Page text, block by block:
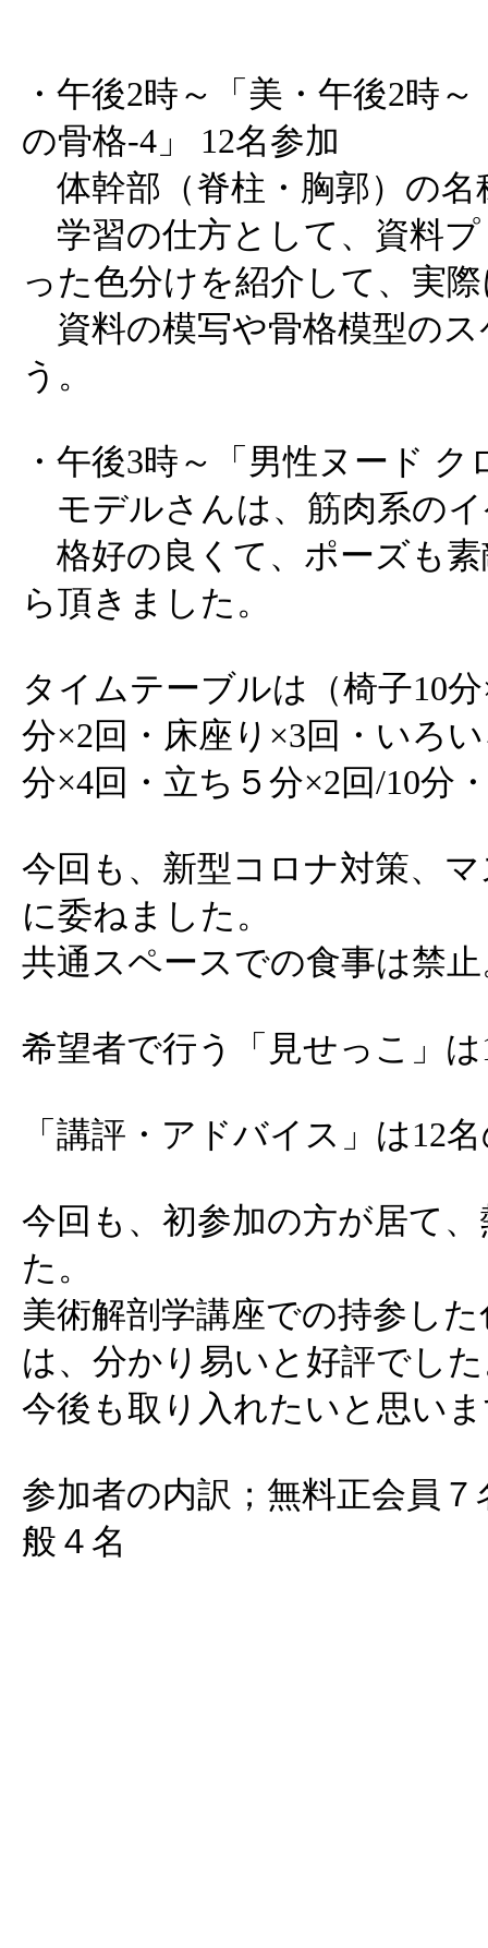
・午後2時～「美・午後2時
の骨格-4」 12名参加
体幹部（脊柱・胸郭）の名
学習の仕方として、資料
った色分けを紹介して、実
資料の模写や骨格模型の
う。
・午後3時～「男性ヌード ク
モデルさんは、筋肉系の
格好の良くて、ポーズも
ら頂きました。
タイムテーブルは（椅子10
分×2回・床座り×3回・いろ
分×4回・立ち５分×2回/10分
今回も、新型コロナ対策、
に委ねました。
共通スペースでの食事は禁
希望者で行う「見せっこ」
「講評・アドバイス」は12
今回も、初参加の方が居て
た。
美術解剖学講座での持参し
は、分かり易いと好評でし
今後も取り入れたいと思い
参加者の内訳；無料正会員
般４名